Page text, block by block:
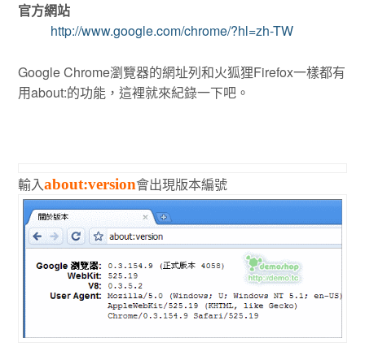
官方網站
http://www.google.com/chrome/?hl=zh-TW
Google Chrome瀏覽器的網址列和火狐狸Firefox一樣都有
用about:的功能，這裡就來紀錄一下吧。
輸入about:version會出現版本編號